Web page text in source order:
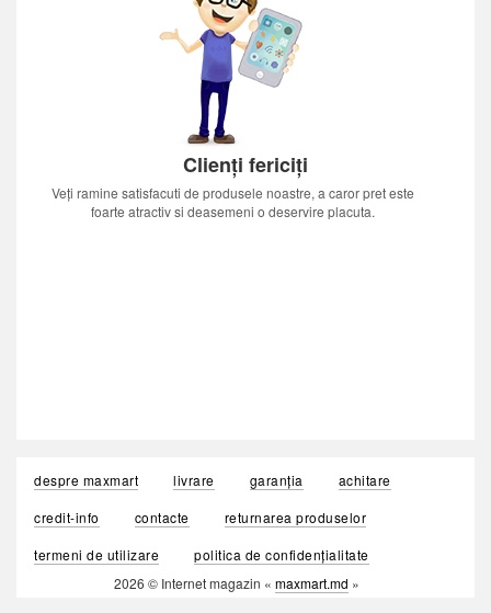
Clienți fericiți
Veți ramine satisfacuti de produsele noastre, a caror pret este
foarte atractiv si deasemeni o deservire placuta.
despre maxmart livrare garanția
achitare
credit-info
contacte
returnarea produselor
termeni de utilizare
politica de confidențialitate
2026 © Internet magazin « maxmart.md »